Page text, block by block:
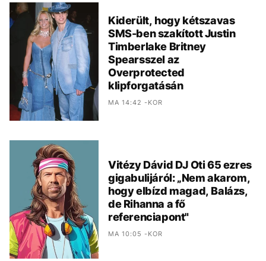
Kiderült, hogy kétszavas
SMS-ben szakított Justin
Timberlake Britney
Spearsszel az
Overprotected
klipforgatásán
MA 14:42 -KOR
Vitézy Dávid DJ Oti 65 ezres
gigabulijáról: „Nem akarom,
hogy elbízd magad, Balázs,
de Rihanna a fő
referenciapont"
MA 10:05 -KOR